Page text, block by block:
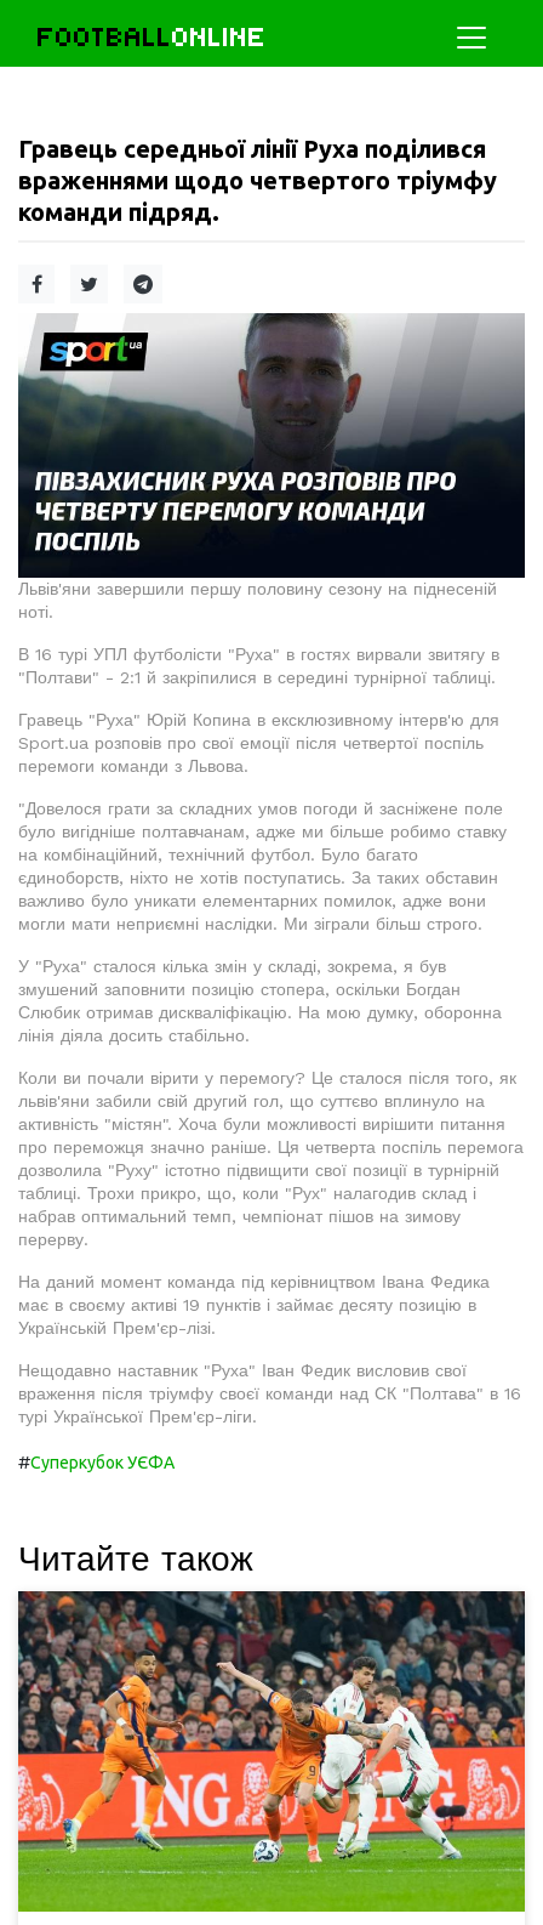
FOOTBALLONLINE
Гравець середньої лінії Руха поділився
враженнями щодо четвертого тріумфу
команди підряд.
Львів'яни завершили першу половину сезону на піднесеній
ноті.
В 16 турі УПЛ футболісти "Руха" в гостях вирвали звитягу в
"Полтави" - 2:1 й закріпилися в середині турнірної таблиці.
Гравець "Руха" Юрій Копина в ексклюзивному інтерв'ю для
Sport.ua розповів про свої емоції після четвертої поспіль
перемоги команди з Львова.
"Довелося грати за складних умов погоди й засніжене поле
було вигідніше полтавчанам, адже ми більше робимо ставку
на комбінаційний, технічний футбол. Було багато
єдиноборств, ніхто не хотів поступатись. За таких обставин
важливо було уникати елементарних помилок, адже вони
могли мати неприємні наслідки. Ми зіграли більш строго.
У "Руха" сталося кілька змін у складі, зокрема, я був
змушений заповнити позицію стопера, оскільки Богдан
Слюбик отримав дискваліфікацію. На мою думку, оборонна
лінія діяла досить стабільно.
Коли ви почали вірити у перемогу? Це сталося після того, як
львів'яни забили свій другий гол, що суттєво вплинуло на
активність "містян". Хоча були можливості вирішити питання
про переможця значно раніше. Ця четверта поспіль перемога
дозволила "Руху" істотно підвищити свої позиції в турнірній
таблиці. Трохи прикро, що, коли "Рух" налагодив склад і
набрав оптимальний темп, чемпіонат пішов на зимову
перерву.
На даний момент команда під керівництвом Івана Федика
має в своєму активі 19 пунктів і займає десяту позицію в
Українській Прем'єр-лізі.
Нещодавно наставник "Руха" Іван Федик висловив свої
враження після тріумфу своєї команди над СК "Полтава" в 16
турі Української Прем'єр-ліги.
#Суперкубок УЄФА
Читайте також